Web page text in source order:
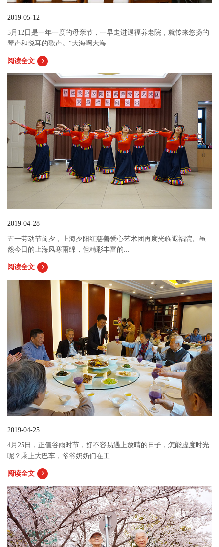
2019-05-12
5月12日是一年一度的母亲节，一早走进遐福养老院，就传来悠扬的
琴声和悦耳的歌声。“大海啊大海...
阅读全文
2019-04-28
五一劳动节前夕，上海夕阳红慈善爱心艺术团再度光临遐福院。虽
然今日的上海风寒雨绵，但精彩丰富的...
阅读全文
2019-04-25
4月25日，正值谷雨时节，好不容易遇上放晴的日子，怎能虚度时光
呢？乘上大巴车，爷爷奶奶们在工...
阅读全文